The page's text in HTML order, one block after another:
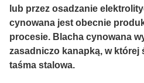
lub przez osadzanie
cynowana jest obecnie
procesie. Blacha cynowana
zasadniczo kanapką, w
taśma stalowa.